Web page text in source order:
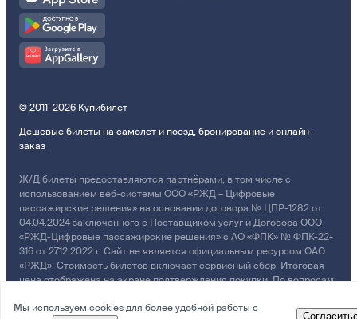
© 2011–2026 Купибилет
Дешевые билеты на самолет и поезд, бронирование и онлайн-
заказ
Ж/Д билеты предоставляются партнёрами, в том числе с
использованием веб-системы ООО «РЖД – Цифровые
пассажирские решения» на основании договора № ЦПР-1282 от
04.04.2024 заключенного с Поставщиком услуг и Договора ООО
«РЖД-Цифровые пассажирские решения» с АО «ФПК» № ФПК-22-
316 от 27.12.2022 г. Сайт не является официальным ресурсом ОАО
«РЖД». Стоимость билетов включает сервисный сбор. Итоговая
цена отображена на экране подтверждения покупки. По вопросам
возмещении убытков просим обращаться в Службу Заботы.
Мы используем cookies для более удобной работы с